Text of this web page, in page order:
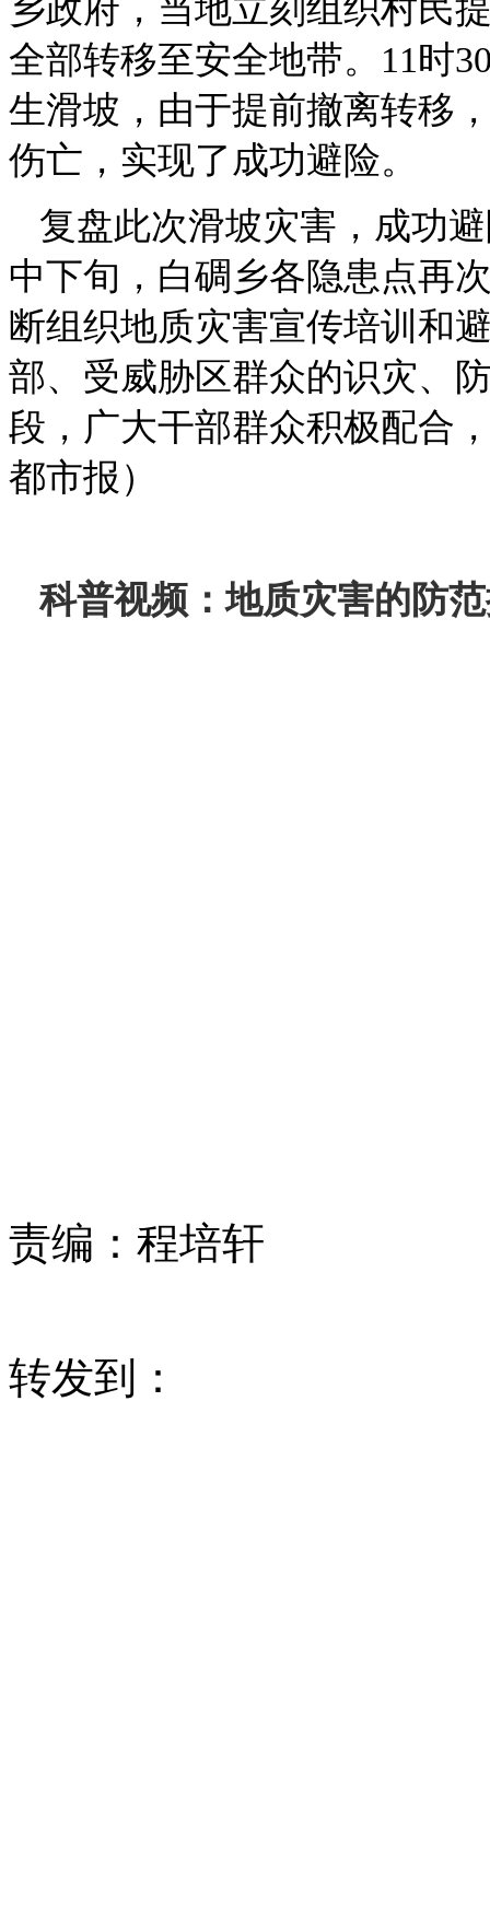
乡政府，当地立刻组织村民
全部转移至安全地带。11时
生滑坡，由于提前撤离转移
伤亡，实现了成功避险。
复盘此次滑坡灾害，成功
中下旬，白碉乡各隐患点再
断组织地质灾害宣传培训和
部、受威胁区群众的识灾、
段，广大干部群众积极配合
都市报）
科普视频：地质灾害的防
责编： 程培轩
转发到：